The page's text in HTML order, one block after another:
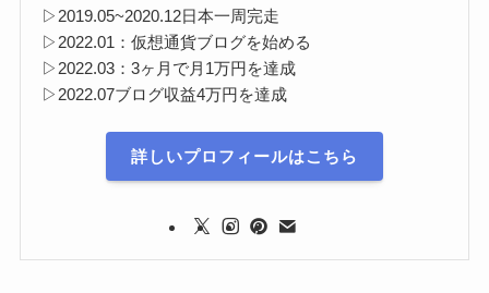
▷2019.05~2020.12日本一周完走
▷2022.01：仮想通貨ブログを始める
▷2022.03：3ヶ月で月1万円を達成
▷2022.07ブログ収益4万円を達成
詳しいプロフィールはこちら